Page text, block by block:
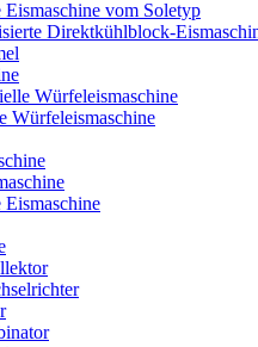
vom Soletyp
Direktkühlblock-
Würfeleismaschine
Würfeleismaschine
Eismaschine